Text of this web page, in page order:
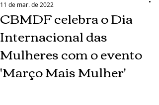
CBMDF celebra o Dia
Internacional das
Mulheres com o evento
'Março Mais Mulher'
11 de mar. de 2022